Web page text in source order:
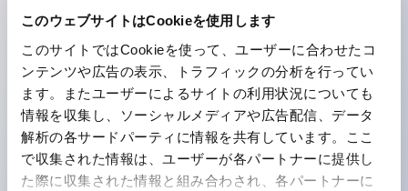
このウェブサイトはCookieを使用します
このサイトではCookieを使って、ユーザーに合わせたコ
ンテンツや広告の表示、トラフィックの分析を行ってい
ます。またユーザーによるサイトの利用状況についても
情報を収集し、ソーシャルメディアや広告配信、データ
解析の各サードパーティに情報を共有しています。ここ
で収集された情報は、ユーザーが各パートナーに提供し
た際に収集された情報と組み合わされ、各パートナーに
タイプの定格使用電圧が最大240Vまで対応可能になり
丸形圧着端子の配線工数を大幅に削減。（パイロットラ
イトのダイレクトタイプを除く）
ひとつで6色の役をこなすLED球（LSRD球）。これま
で色ごとに分かれていたLED球を、1色のLED球で各色
を表現できるようにしました。